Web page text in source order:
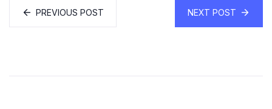
PREVIOUS POST NEXT POST